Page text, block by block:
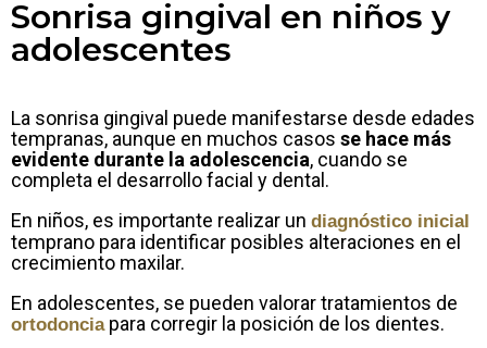
Sonrisa gingival en niños y
adolescentes
La sonrisa gingival puede manifestarse desde edades
tempranas, aunque en muchos casos se hace más
evidente durante la adolescencia, cuando se
completa el desarrollo facial y dental.
En niños, es importante realizar un diagnóstico inicial
temprano para identificar posibles alteraciones en el
crecimiento maxilar.
En adolescentes, se pueden valorar tratamientos de
ortodonciapara corregir la posición de los dientes.